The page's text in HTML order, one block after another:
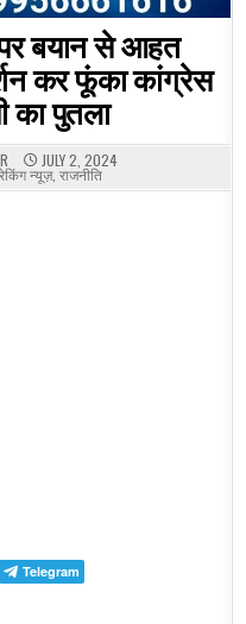
बयान से आहत
कर फूंका कांग्रेस
का पुतला
JULY 2, 2024
न्यूज़,राजनीति
Telegram